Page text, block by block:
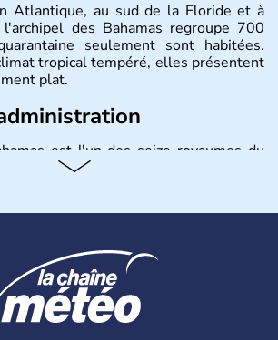
Atlantique, au sud de la Floride et à
des Bahamas regroupe 700
seulement sont habitées.
tropical tempéré, elles présentent
plat.
est l'un des seize royaumes du
à sa Reine Elisabeth II depuis son
la guerre d'indépendance
permettant de lutter contre le
Etats-Unis. La ville conserve encore
de son passé colonial.